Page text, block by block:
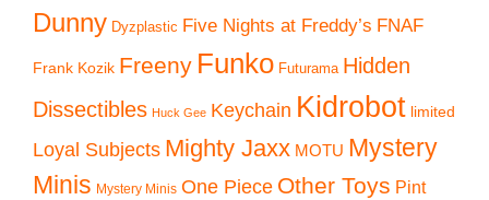
Dunny Dyzplastic Five Nights at Freddy’s FNAF
Frank Kozik Freeny Funko Futurama Hidden
Dissectibles Huck Gee Keychain Kidrobot limited
Loyal Subjects Mighty Jaxx MOTU Mystery
Minis Mystery Minis One Piece Other Toys Pint